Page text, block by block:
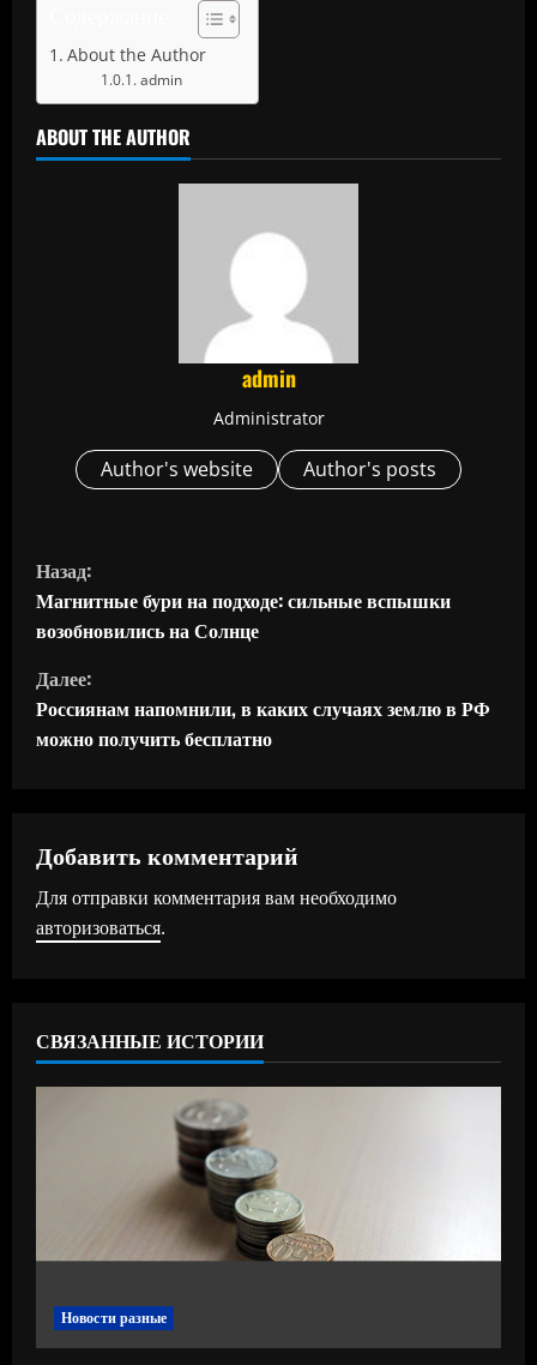
About the Author
admin
ABOUT THE AUTHOR
admin
Administrator
Author's website Author's posts
П
р
о
д
о
ж
и
ч
и
Назад:
Магнитные бури на подходе: сильные вспышки
возобновились на Солнце
Далее:
Россиянам напомнили, в каких случаях землю в РФ
можно получить бесплатно
Добавить комментарий
Для отправки комментария вам необходимо
авторизоваться.
СВЯЗАННЫЕ ИСТОРИИ
Новости разные